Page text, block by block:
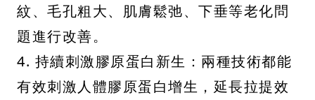
紋、毛孔粗大、肌膚鬆弛、下垂等老化問
題進行改善。
4. 持續刺激膠原蛋白新生：兩種技術都能
有效刺激人體膠原蛋白增生，延長拉提效